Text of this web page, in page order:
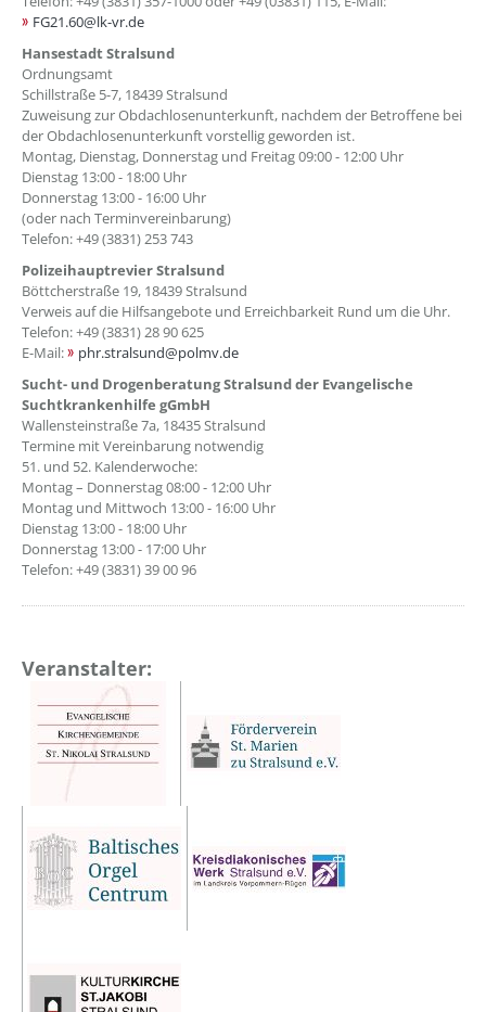
FG21.60@lk-vr.de
Hansestadt Stralsund
Ordnungsamt
Schillstraße 5-7, 18439 Stralsund
Zuweisung zur Obdachlosenunterkunft, nachdem der Betroffene bei
der Obdachlosenunterkunft vorstellig geworden ist.
Montag, Dienstag, Donnerstag und Freitag 09:00 - 12:00 Uhr
Dienstag 13:00 - 18:00 Uhr
Donnerstag 13:00 - 16:00 Uhr
(oder nach Terminvereinbarung)
Telefon: +49 (3831) 253 743
Polizeihauptrevier Stralsund
Böttcherstraße 19, 18439 Stralsund
Verweis auf die Hilfsangebote und Erreichbarkeit Rund um die Uhr.
Telefon: +49 (3831) 28 90 625
E-Mail:
phr.stralsund@polmv.de
Sucht- und Drogenberatung Stralsund der Evangelische
Suchtkrankenhilfe gGmbH
Wallensteinstraße 7a, 18435 Stralsund
Termine mit Vereinbarung notwendig
51. und 52. Kalenderwoche:
Montag – Donnerstag 08:00 - 12:00 Uhr
Montag und Mittwoch 13:00 - 16:00 Uhr
Dienstag 13:00 - 18:00 Uhr
Donnerstag 13:00 - 17:00 Uhr
Telefon: +49 (3831) 39 00 96
Veranstalter: